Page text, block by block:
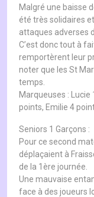
Malgré une baisse
été très solidaires
attaques adverses
C’est donc tout à
remportèrent leur
noter que les St
temps.
Marqueuses : Lucie
points, Emilie 4
Seniors 1 Garçons :
Pour ce second
déplaçaient à
de la 1ère journée.
Une mauvaise
face à des joueurs